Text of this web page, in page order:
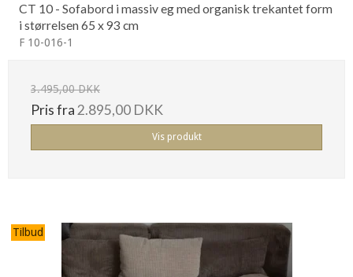
CT 10 - Sofabord i massiv eg med organisk trekantet form
i størrelsen 65 x 93 cm
F 10-016-1
3.495,00 DKK
Pris fra2.895,00 DKK
Vis produkt
Tilbud